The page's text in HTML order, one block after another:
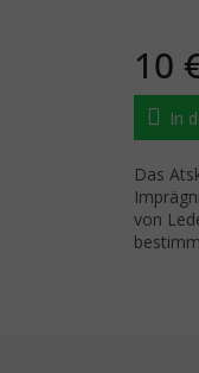
10
In
Das
von